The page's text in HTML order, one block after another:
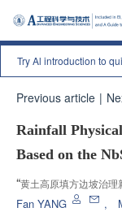
Try Al introduction to
Previous article |
Rainfall
Based on the
“黄土高原填方边坡治
控水结构，为生态治理
Fan YANG ,